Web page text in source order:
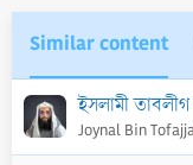
o
n
s
:
Similar content
ইসলামী
Joynal Bin